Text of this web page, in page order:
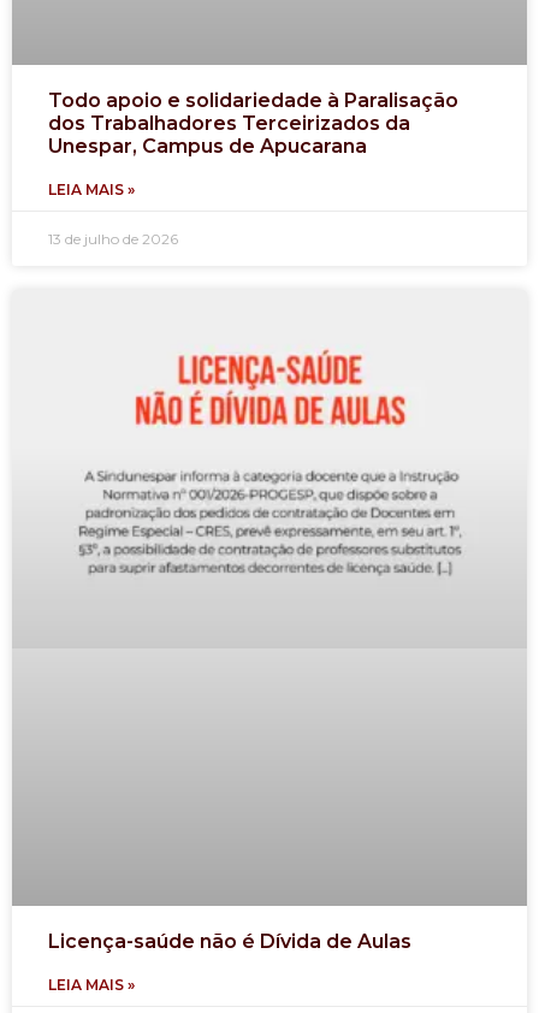
Todo apoio e solidariedade à Paralisação
dos Trabalhadores Terceirizados da
Unespar, Campus de Apucarana
LEIA MAIS »
13 de julho de 2026
Licença-saúde não é Dívida de Aulas
LEIA MAIS »